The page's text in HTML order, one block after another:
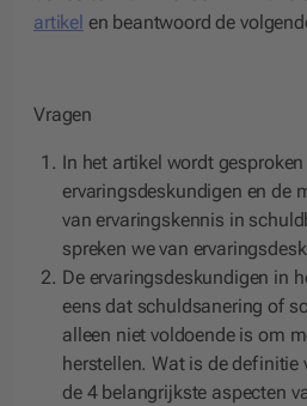
artikel en beantwoord de
Vragen
In het artikel wordt gesproken
ervaringsdeskundigen en de
van ervaringskennis in
spreken we van
De ervaringsdeskundigen in
eens dat schuldsanering of
alleen niet voldoende is om
herstellen. Wat is de definitie
de 4 belangrijkste aspecten